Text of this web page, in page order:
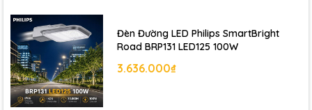
Đèn Đường LED Philips SmartBright
Road BRP131 LED125 100W
3.636.000₫